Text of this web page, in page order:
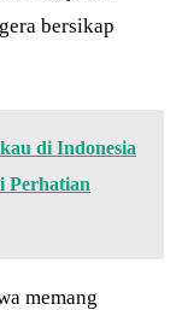
bersikap
di Indonesia
Perhatian
memang